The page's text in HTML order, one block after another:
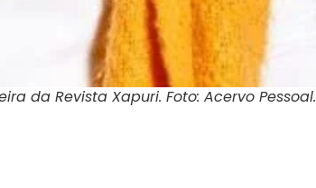
da Revista Xapuri. Foto: Acervo Pessoal.